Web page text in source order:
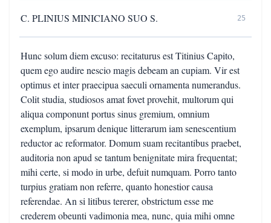
C. PLINIUS MINICIANO SUO S. 25
Hunc solum diem excuso: recitaturus est Titinius Capito,
quem ego audire nescio magis debeam an cupiam. Vir est
optimus et inter praecipua saeculi ornamenta numerandus.
Colit studia, studiosos amat fovet provehit, multorum qui
aliqua componunt portus sinus gremium, omnium
exemplum, ipsarum denique litterarum iam senescentium
reductor ac reformator. Domum suam recitantibus praebet,
auditoria non apud se tantum benignitate mira frequentat;
mihi certe, si modo in urbe, defuit numquam. Porro tanto
turpius gratiam non referre, quanto honestior causa
referendae. An si litibus tererer, obstrictum esse me
crederem obeunti vadimonia mea, nunc, quia mihi omne